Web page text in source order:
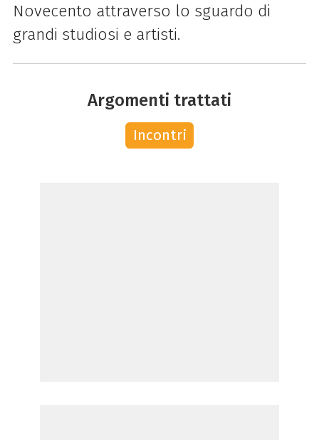
Novecento attraverso lo sguardo di
grandi studiosi e artisti.
Argomenti trattati
Incontri